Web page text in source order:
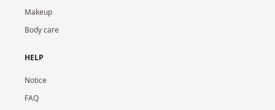
Makeup
Body care
HELP
Notice
FAQ